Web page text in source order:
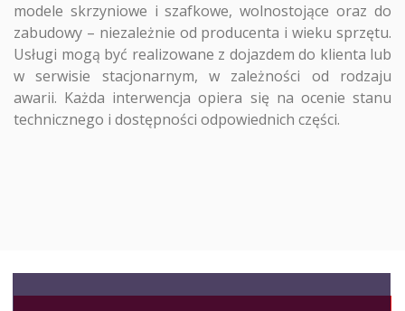
modele skrzyniowe i szafkowe, wolnostojące oraz do
zabudowy – niezależnie od producenta i wieku sprzętu.
Usługi mogą być realizowane z dojazdem do klienta lub
w serwisie stacjonarnym, w zależności od rodzaju
awarii. Każda interwencja opiera się na ocenie stanu
technicznego i dostępności odpowiednich części.